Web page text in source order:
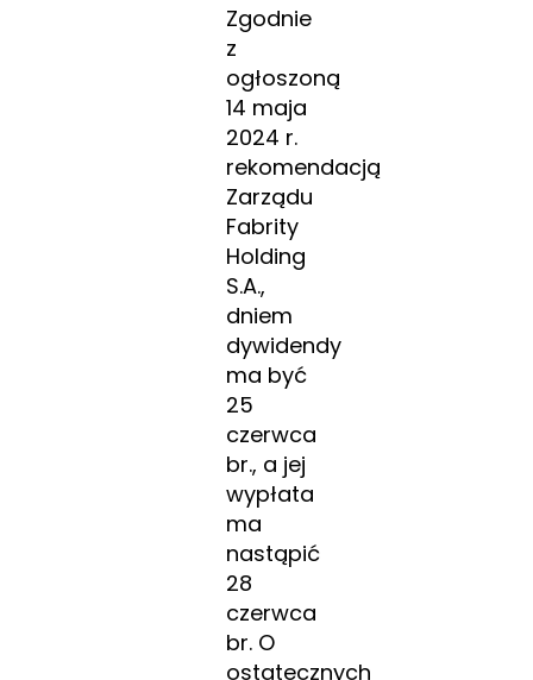
Zgodnie
z
ogłoszoną
14 maja
2024 r.
rekomendacją
Zarządu
Fabrity
Holding
S.A.,
dniem
dywidendy
ma być
25
czerwca
br., a jej
wypłata
ma
nastąpić
28
czerwca
br. O
ostatecznych